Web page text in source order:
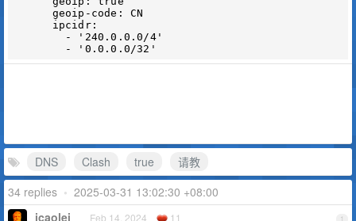
DNS Clash true
请教
34 replies • 2025-03-31 13:02:30 +08:00
icaolei Feb 14, 2024 11